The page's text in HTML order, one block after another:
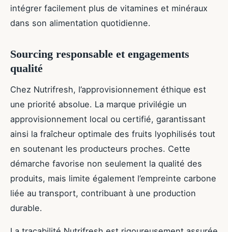
intégrer facilement plus de vitamines et minéraux
dans son alimentation quotidienne.
Sourcing responsable et engagements
qualité
Chez Nutrifresh, l’approvisionnement éthique est
une priorité absolue. La marque privilégie un
approvisionnement local ou certifié, garantissant
ainsi la fraîcheur optimale des fruits lyophilisés tout
en soutenant les producteurs proches. Cette
démarche favorise non seulement la qualité des
produits, mais limite également l’empreinte carbone
liée au transport, contribuant à une production
durable.